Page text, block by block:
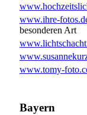
www.ihre-
besonderen Art
www.tomy-
Bayern